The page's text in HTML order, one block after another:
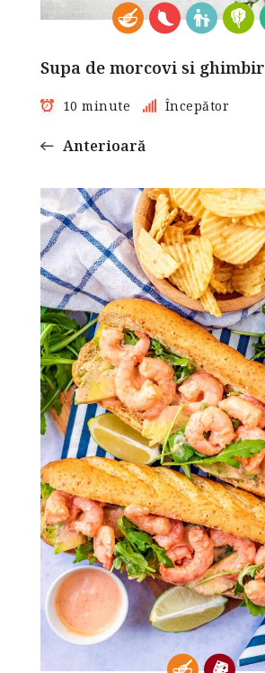
Supa de morcovi si ghimbir
10 minute Începător
Anterioară